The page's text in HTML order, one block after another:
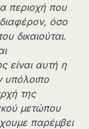
περιοχή που
όσο
δικαιούται.
είναι αυτή η
υπόλοιπο
της
μετώπου
παρέμβει